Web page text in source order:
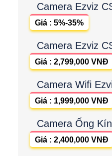
Camera Ezviz
Giá : 5%-35%
Camera Ezviz
Giá : 2,799,000 VNĐ
Camera Wifi
Giá : 1,999,000 VNĐ
Camera Ống
Giá : 2,400,000 VNĐ